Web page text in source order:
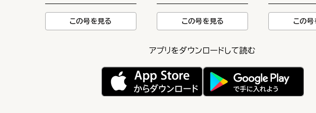
この号を見る この号を見る この号
アプリをダウンロードして読む